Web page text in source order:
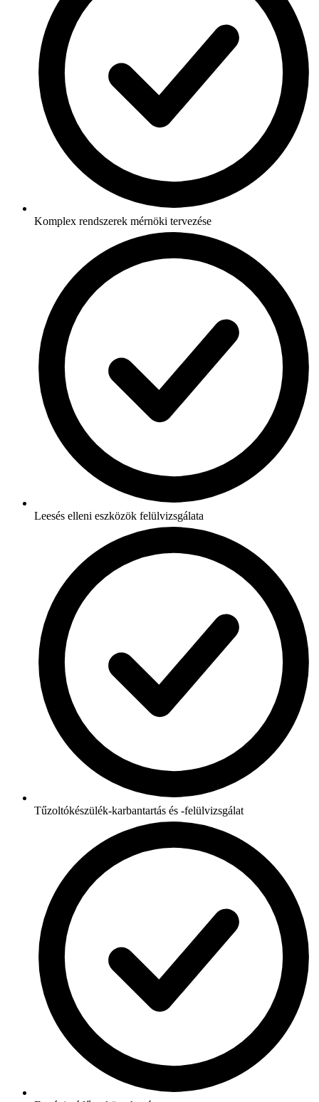
Komplex rendszerek mérnöki tervezése
Leesés elleni eszközök felülvizsgálata
Tűzoltókészülék-karbantartás és -felülvizsgálat